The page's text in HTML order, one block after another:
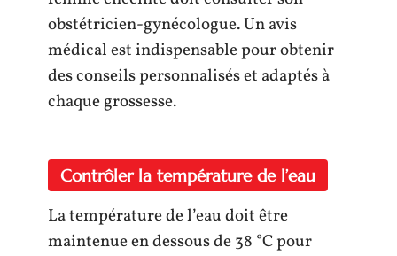
obstétricien-gynécologue. Un avis
médical est indispensable pour obtenir
des conseils personnalisés et adaptés à
chaque grossesse.
Contrôler la température de l’eau
La température de l’eau doit être
maintenue en dessous de 38 °C pour